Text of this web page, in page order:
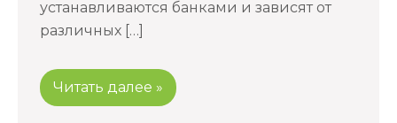
устанавливаются банками и зависят от
различных […]
Читать далее »